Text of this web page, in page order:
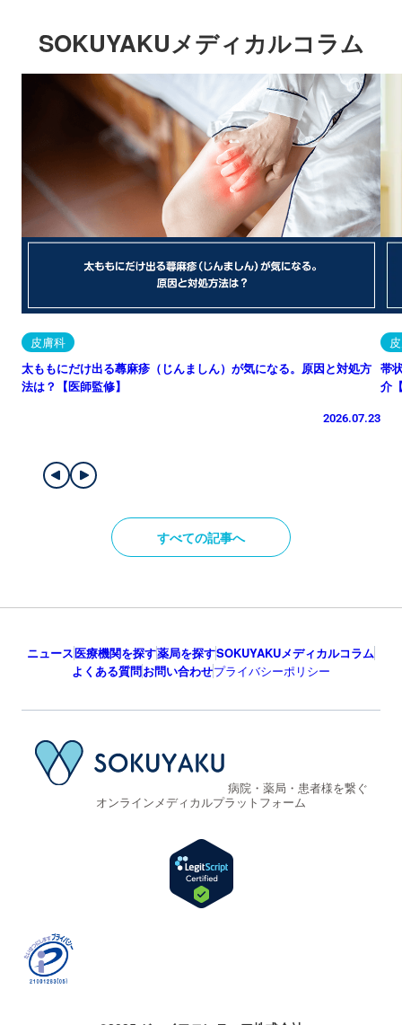
SOKUYAKUメディカルコラム
皮膚科
太ももにだけ出る蕁麻疹（じんましん）が気になる。原因と対処方
法は？【医師監修】
2026.07.23
帯
介
すべての記事へ
ニュース医療機関を探す薬局を探すSOKUYAKUメディカルコラム
よくある質問お問い合わせプライバシーポリシー
病院・薬局・患者様を繋ぐ
オンラインメディカルプラットフォーム